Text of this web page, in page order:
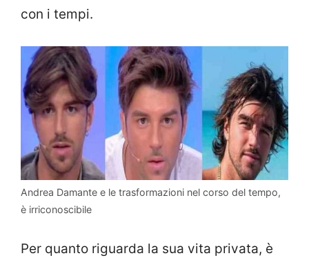
con i tempi.
Andrea Damante e le trasformazioni nel corso del tempo,
è irriconoscibile
Per quanto riguarda la sua vita privata, è